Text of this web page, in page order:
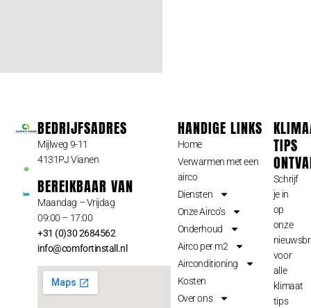
BEDRIJFSADRES
Mijlweg 9-11
4131PJ Vianen
BEREIKBAAR VAN
Maandag – Vrijdag
09:00 – 17:00
+31 (0)30 2684562
info@comfortinstall.nl
HANDIGE LINKS
Home
Verwarmen met een
airco
Diensten
Onze Airco’s
Onderhoud
Airco per m2
Airconditioning
Kosten
Over ons
TIPS
Schrijf
je in
op
onze
voor
alle
klimaat
tips